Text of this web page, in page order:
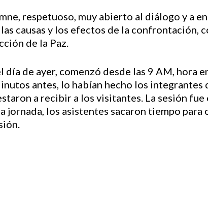
respetuoso, muy abierto al diálogo y a
causas y los efectos de la confrontación,
de la Paz.
día de ayer, comenzó desde las 9 AM, hora
antes, lo habían hecho los integrantes
a recibir a los visitantes. La sesión
jornada, los asistentes sacaron tiempo